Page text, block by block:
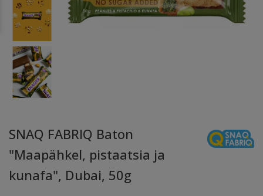
SNAQ FABRIQ Baton
"Maapähkel, pistaatsia ja
kunafa", Dubai, 50g